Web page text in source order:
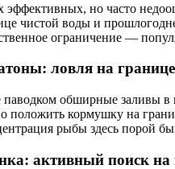
но часто
чистой воды и
ограничение —
ловля на
обширные заливы в
положить кормушку на
рыбы здесь порой
активный поиск на